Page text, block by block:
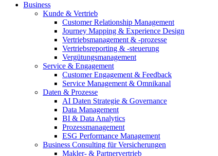
Business
Kunde & Vertrieb
Customer Relationship Management
Journey Mapping & Experience Design
Vertriebsmanagement & -prozesse
Vertriebsreporting & -steuerung
Vergütungsmanagement
Service & Engagement
Customer Engagement & Feedback
Service Management & Omnikanal
Daten & Prozesse
AI Daten Strategie & Governance
Data Management
BI & Data Analytics
Prozessmanagement
ESG Performance Management
Business Consulting für Versicherungen
Makler- & Partnervertrieb